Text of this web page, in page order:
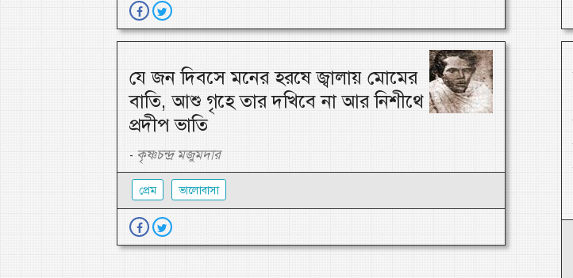
যে জন দিবসে মনের হরষে জ্বালায় মোমের
বাতি, আশু গৃহে তার দখিবে না আর নিশীথে
প্রদীপ ভাতি
- কৃষ্ণচন্দ্র মজুমদার
প্রেম ভালোবাসা